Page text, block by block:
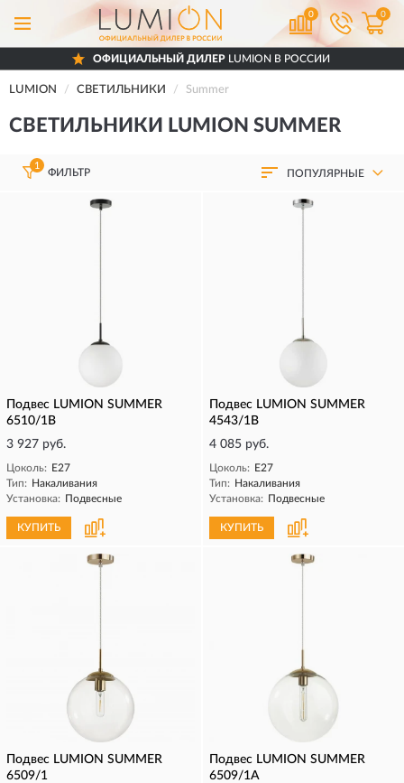
0 0
ОФИЦИАЛЬНЫЙ ДИЛЕР LUMION В РОССИИ
LUMION СВЕТИЛЬНИКИ Summer
СВЕТИЛЬНИКИ LUMION SUMMER
1
ФИЛЬТР ПОПУЛЯРНЫЕ
Подвес LUMION SUMMER
6510/1B
3 927 руб.
Цоколь: E27
Тип: Накаливания
Установка: Подвесные
КУПИТЬ
Подвес LUMION SUMMER
4543/1B
4 085 руб.
Цоколь: E27
Тип: Накаливания
Установка: Подвесные
КУПИТЬ
Подвес LUMION SUMMER
6509/1
Подвес LUMION SUMMER
6509/1A